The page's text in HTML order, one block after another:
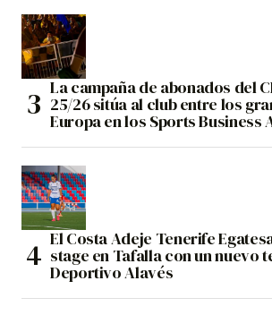
La campaña de abonados del
25/26 sitúa al club entre los
Europa en los Sports Business
El Costa Adeje Tenerife
stage en Tafalla con un nuevo
Deportivo Alavés